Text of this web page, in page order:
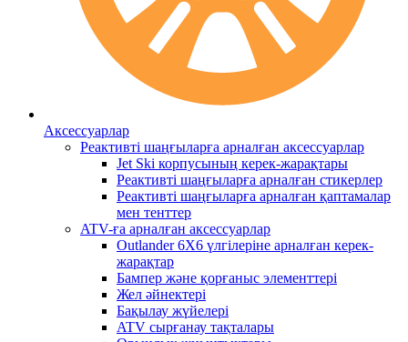
Аксессуарлар
Реактивті шаңғыларға арналған аксессуарлар
Jet Ski корпусының керек-жарақтары
Реактивті шаңғыларға арналған стикерлер
Реактивті шаңғыларға арналған қаптамалар
мен тенттер
ATV-ға арналған аксессуарлар
Outlander 6X6 үлгілеріне арналған керек-
жарақтар
Бампер және қорғаныс элементтері
Жел әйнектері
Бақылау жүйелері
ATV сырғанау тақталары